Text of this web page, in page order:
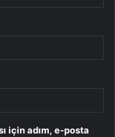
için adım, e-posta